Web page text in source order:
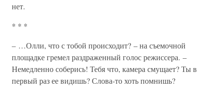
нет.
* * *
– …Олли, что с тобой происходит? – на съемочной
площадке гремел раздраженный голос режиссера. –
Немедленно соберись! Тебя что, камера смущает? Ты в
первый раз ее видишь? Слова-то хоть помнишь?